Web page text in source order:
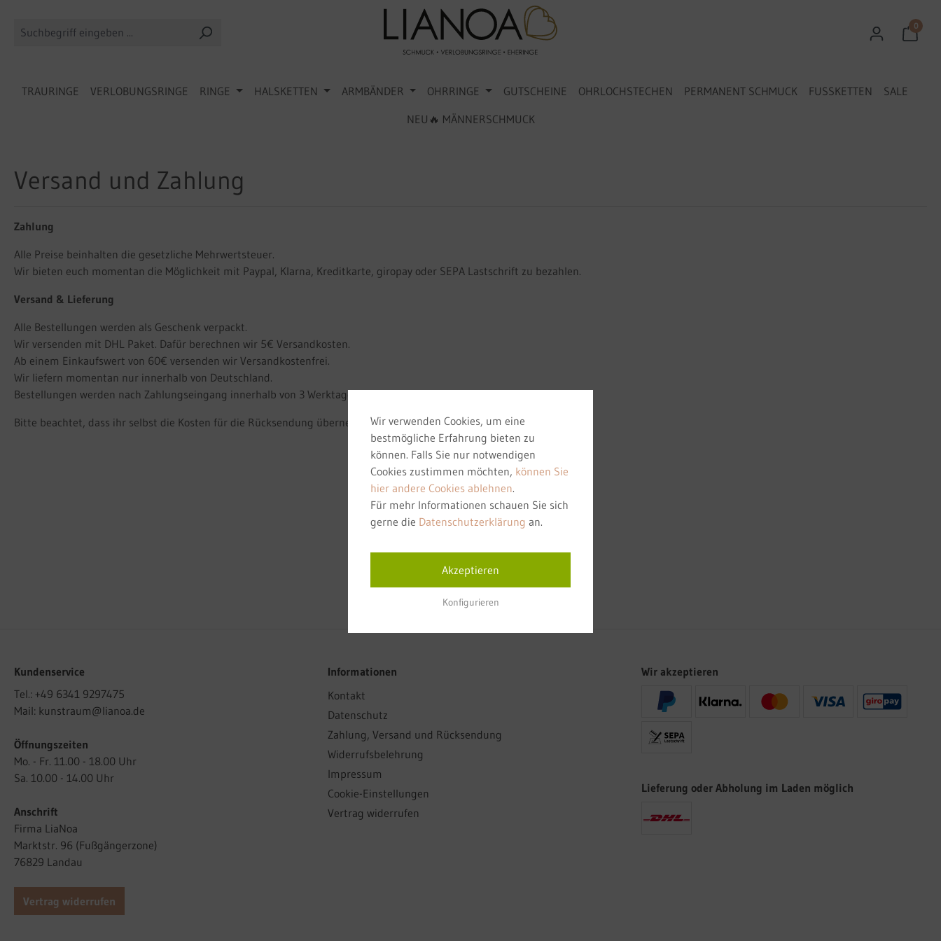
0
TRAURINGE VERLOBUNGSRINGE RINGE HALSKETTEN ARMBÄNDER OHRRINGE GUTSCHEINE OHRLOCHSTECHEN PERMANENT SCHMUCK FUSSKETTEN
SALE
NEU🔥 MÄNNERSCHMUCK
Versand und Zahlung
Zahlung
Alle Preise beinhalten die gesetzliche Mehrwertsteuer.
Wir bieten euch momentan die Möglichkeit mit Paypal, Klarna, Kreditkarte, giropay oder SEPA Lastschrift zu bezahlen.
Versand & Lieferung
Alle Bestellungen werden als Geschenk verpackt.
Wir versenden mit DHL Paket. Dafür berechnen wir 5€ Versandkosten.
Ab einem Einkaufswert von 60€ versenden wir Versandkostenfrei.
Wir liefern momentan nur innerhalb von Deutschland.
Bestellungen werden nach Zahlungseingang innerhalb von 3 Werktagen versendet.
Bitte beachtet, dass ihr selbst die Kosten für die Rücksendung übernehmt.
Kundenservice
Tel.: +49 6341 9297475
Mail: kunstraum@lianoa.de
Öffnungszeiten
Mo. - Fr. 11.00 - 18.00 Uhr
Sa. 10.00 - 14.00 Uhr
Anschrift
Firma LiaNoa
Marktstr. 96 (Fußgängerzone)
76829 Landau
Vertrag widerrufen
Informationen
Kontakt
Datenschutz
Zahlung, Versand und Rücksendung
Widerrufsbelehrung
Impressum
Cookie-Einstellungen
Vertrag widerrufen
Wir akzeptieren
Lieferung oder Abholung im Laden möglich
Wir verwenden Cookies, um eine
bestmögliche Erfahrung bieten zu
können. Falls Sie nur notwendigen
Cookies zustimmen möchten, können Sie
hier andere Cookies ablehnen.
Für mehr Informationen schauen Sie sich
gerne die Datenschutzerklärung an.
Akzeptieren
Konfigurieren